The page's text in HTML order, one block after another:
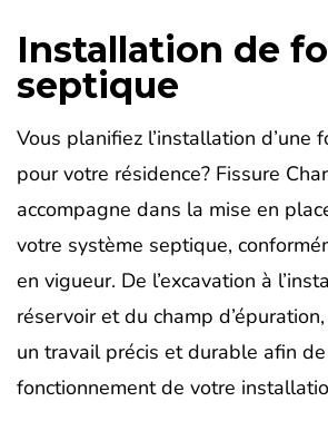
Installation de
septique
Vous planifiez l’installation d’une
pour votre résidence? Fissure
accompagne dans la mise en
votre système septique,
en vigueur. De l’excavation à
réservoir et du champ
un travail précis et durable afin
fonctionnement de votre